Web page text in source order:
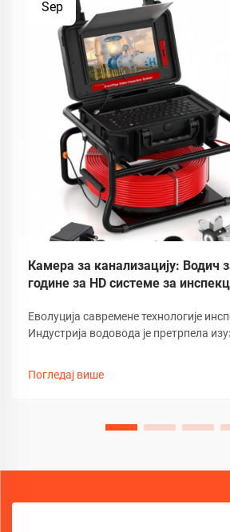
Sep
Камера за канализацију: Водич
године за HD системе за
Еволуција савремене технологије
Индустрија водовода је претрпела
инспекцију револуционизовали су
Погледај више